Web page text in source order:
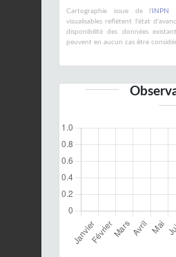
Cartographie issue de l' INPN
visualisables reflètent l'état
disponibilité des données
peuvent en aucun cas être